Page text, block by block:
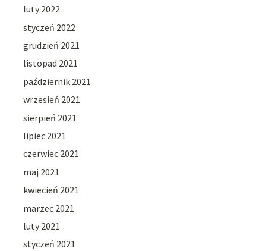
luty 2022
styczeń 2022
grudzień 2021
listopad 2021
październik 2021
wrzesień 2021
sierpień 2021
lipiec 2021
czerwiec 2021
maj 2021
kwiecień 2021
marzec 2021
luty 2021
styczeń 2021